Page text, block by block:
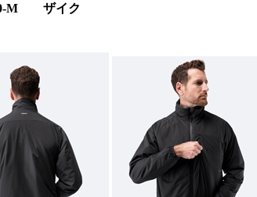
M ザイク